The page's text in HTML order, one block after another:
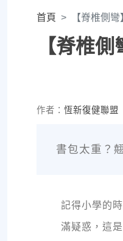
首頁 【脊椎側
【脊椎
作者： 恆新復健聯盟
書包太重？
記得小學的
滿疑惑，這